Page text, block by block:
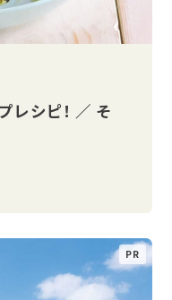
レシピ！ ／ そ